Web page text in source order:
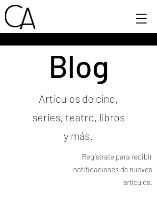
Blog
Artículos de cine,
series, teatro, libros
y más.
Regístrate para recibir
notificaciones de nuevos
artículos.